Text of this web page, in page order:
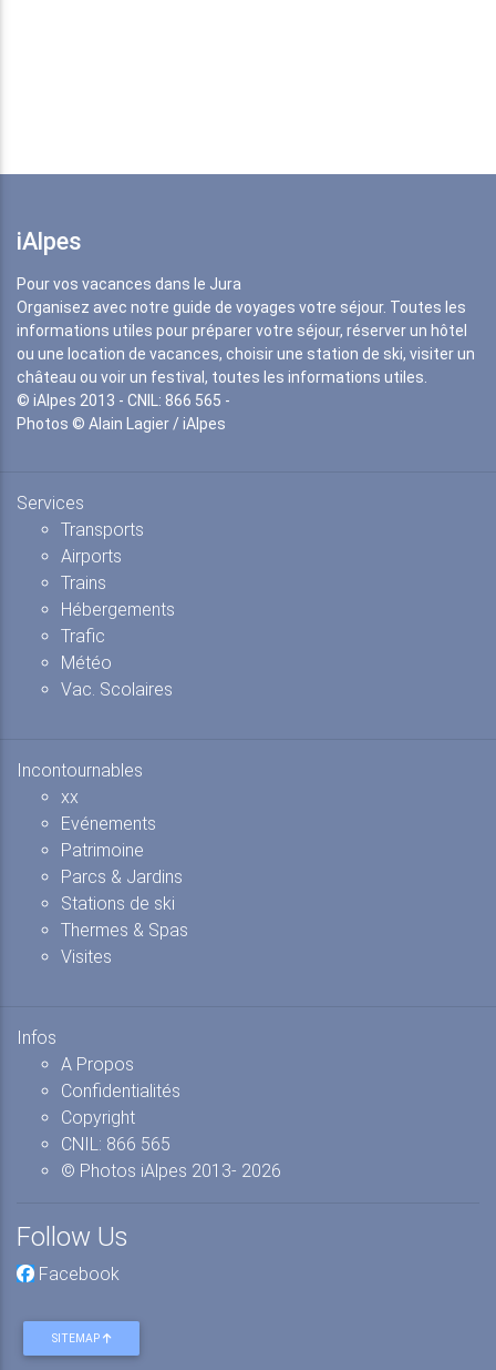
iAlpes
Pour vos vacances dans le Jura
Organisez avec notre guide de voyages votre séjour. Toutes les
informations utiles pour préparer votre séjour, réserver un hôtel
ou une location de vacances, choisir une station de ski, visiter un
château ou voir un festival, toutes les informations utiles.
© iAlpes 2013 - CNIL: 866 565 -
Photos © Alain Lagier / iAlpes
Services
Transports
Airports
Trains
Hébergements
Trafic
Météo
Vac. Scolaires
Incontournables
xx
Evénements
Patrimoine
Parcs & Jardins
Stations de ski
Thermes & Spas
Visites
Infos
A Propos
Confidentialités
Copyright
CNIL: 866 565
© Photos iAlpes 2013- 2026
Follow Us
Facebook
SITEMAP